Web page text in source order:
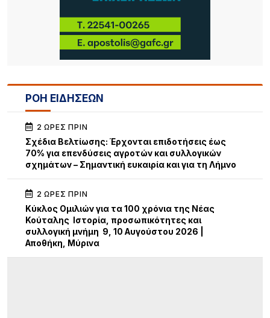
ΡΟΗ ΕΙΔΗΣΕΩΝ
2 ΏΡΕΣ ΠΡΙΝ
Σχέδια Βελτίωσης: Έρχονται επιδοτήσεις έως
70% για επενδύσεις αγροτών και συλλογικών
σχημάτων – Σημαντική ευκαιρία και για τη Λήμνο
2 ΏΡΕΣ ΠΡΙΝ
Κύκλος Ομιλιών για τα 100 χρόνια της Νέας
Κούταλης Ιστορία, προσωπικότητες και
συλλογική μνήμη 9, 10 Αυγούστου 2026 |
Αποθήκη, Μύρινα